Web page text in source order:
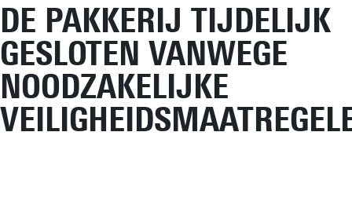
DE PAKKERIJ TIJDELIJK
GESLOTEN VANWEGE
NOODZAKELIJKE